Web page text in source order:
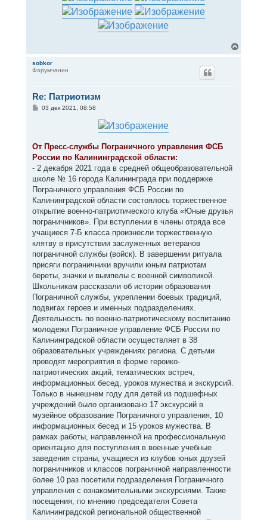
е
sobkor
Форумчанин
Re: Патриотизм
С
н
и
е
03 дек 2021, 08:58
От Пресс-службы Пограничного управления ФСБ
России по Калининградской области:
- 2 декабря 2021 года в средней общеобразовательной
школе № 16 города Калининграда при поддержке
Пограничного управления ФСБ России по
Калининградской области состоялось торжественное
открытие военно-патриотического клуба «Юные друзья
пограничников». При вступлении в члены отряда все
учащиеся 7-Б класса произнесли торжественную
клятву в присутствии заслуженных ветеранов
пограничной службы (войск). В завершении ритуала
присяги пограничники вручили юным патриотам
береты, значки и вымпелы с военной символикой.
Школьникам рассказали об истории образования
Пограничной службы, укреплении боевых традиций,
подвигах героев и именных подразделениях.
Деятельность по военно-патриотическому воспитанию
молодежи Пограничное управление ФСБ России по
Калининградской области осуществляет в 38
образовательных учреждениях региона. С детьми
проводят мероприятия в форме героико-
патриотических акций, тематических встреч,
информационных бесед, уроков мужества и экскурсий.
Только в нынешнем году для детей из подшефных
учреждений было организовано 17 экскурсий в
музейное образование Пограничного управления, 10
информационных бесед и 15 уроков мужества. В
рамках работы, направленной на профессиональную
ориентацию для поступления в военные учебные
заведения страны, учащиеся из клубов юных друзей
пограничников и классов пограничной направленности
более 10 раз посетили подразделения Пограничного
управления с ознакомительными экскурсиями. Такие
посещения, по мнению председателя Совета
Калининградской региональной общественной